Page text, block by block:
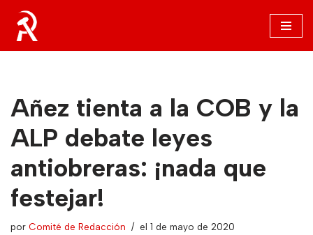
Saltar
al
Añez tienta a la COB y la
ALP debate leyes
antiobreras: ¡nada que
festejar!
por Comité de Redacción el 1 de mayo de 2020